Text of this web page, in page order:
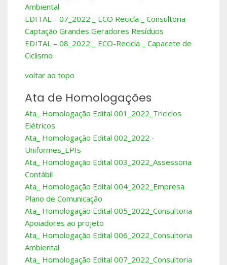
Ambiental
EDITAL – 07_2022 _ ECO Recicla _ Consultoria
Captação Grandes Geradores Resíduos
EDITAL – 08_2022 _ ECO-Recicla _ Capacete de
Ciclismo
voltar ao topo
Ata de Homologações
Ata_ Homologação Edital 001_2022_Triciclos
Elétricos
Ata_ Homologação Edital 002_2022 -
Uniformes_EPIs
Ata_ Homologação Edital 003_2022_Assessoria
Contábil
Ata_ Homologação Edital 004_2022_Empresa
Plano de Comunicação
Ata_ Homologação Edital 005_2022_Consultoria
Apoiadores ao projeto
Ata_ Homologação Edital 006_2022_Consultoria
Ambiental
Ata_ Homologação Edital 007_2022_Consultoria